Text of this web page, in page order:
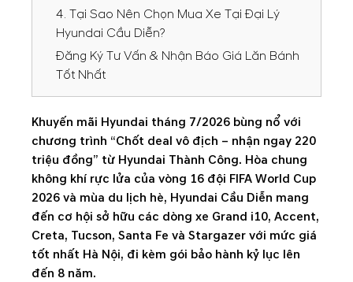
4. Tại Sao Nên Chọn Mua Xe Tại Đại Lý
Hyundai Cầu Diễn?
Đăng Ký Tư Vấn & Nhận Báo Giá Lăn Bánh
Tốt Nhất
Khuyến mãi Hyundai tháng 7/2026 bùng nổ với
chương trình “Chốt deal vô địch – nhận ngay 220
triệu đồng” từ Hyundai Thành Công. Hòa chung
không khí rực lửa của vòng 16 đội FIFA World Cup
2026 và mùa du lịch hè, Hyundai Cầu Diễn mang
đến cơ hội sở hữu các dòng xe Grand i10, Accent,
Creta, Tucson, Santa Fe và Stargazer với mức giá
tốt nhất Hà Nội, đi kèm gói bảo hành kỷ lục lên
đến 8 năm.